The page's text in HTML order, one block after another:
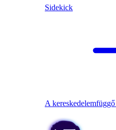
Sidekick
A